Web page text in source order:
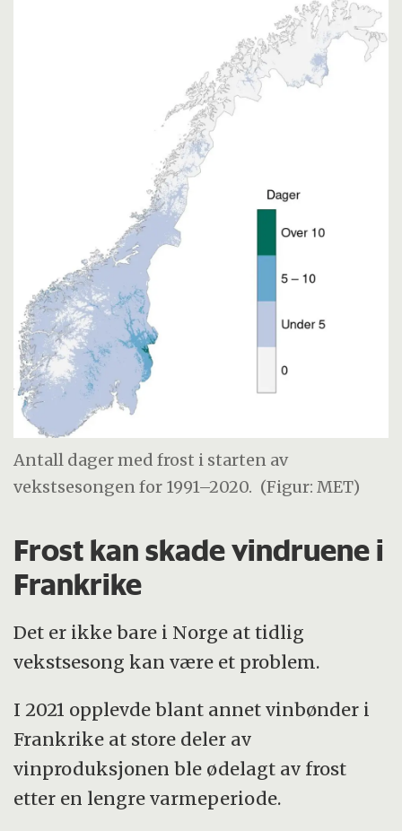
Antall dager med frost i starten av
vekstsesongen for 1991–2020. (Figur: MET)
Frost kan skade vindruene i
Frankrike
Det er ikke bare i Norge at tidlig
vekstsesong kan være et problem.
I 2021 opplevde blant annet vinbønder i
Frankrike at store deler av
vinproduksjonen ble ødelagt av frost
etter en lengre varmeperiode.